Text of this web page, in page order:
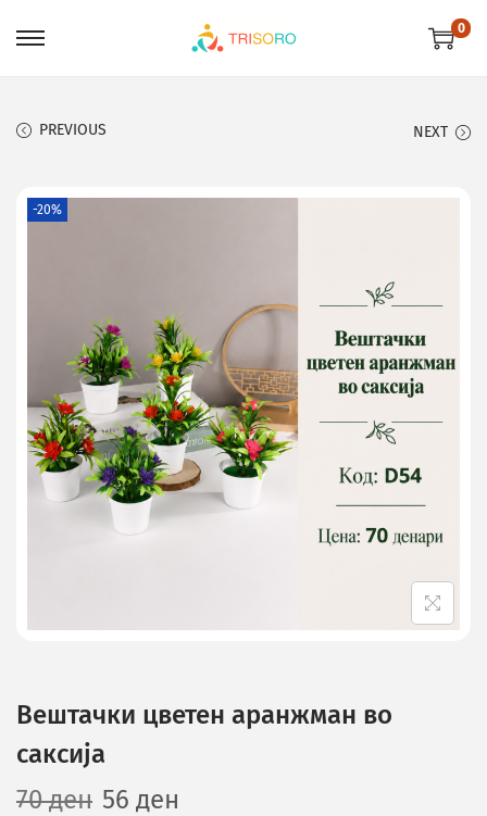
0
PREVIOUS NEXT
-20%
Вештачки цветен аранжман во
саксија
70ден 56 ден